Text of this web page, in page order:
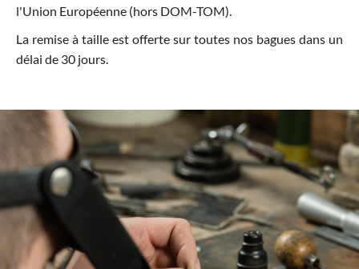
l'Union Européenne (hors DOM-TOM).
La remise à taille est offerte sur toutes nos bagues dans un
délai de 30 jours.